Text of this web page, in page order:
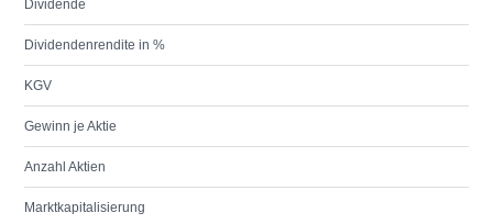
Dividende
Dividendenrendite in %
KGV
Gewinn je Aktie
Anzahl Aktien
Marktkapitalisierung